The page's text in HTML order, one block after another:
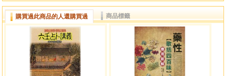
目錄
1章 四柱推命可以占卜什麼？
命中率和實用性最高的占術
購買過此商品的人還購買過 商品標籤